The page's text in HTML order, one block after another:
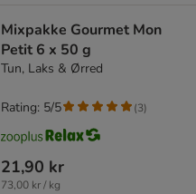
Mixpakke Gourmet Mon
Petit 6 x 50 g
Tun, Laks & Ørred
21,90 kr
73,00 kr / kg
Rating: 5/5 (3)